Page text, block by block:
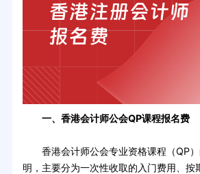
一、香港会计师公会QP课程报名费
香港会计师公会专业资格课程（QP）
明，主要分为一次性收取的入门费用、按